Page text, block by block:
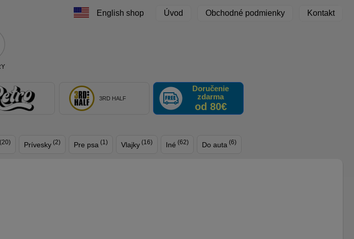
Úvod Obchodné podmienky Kontakt
English shop
alebo typ výrobku3RD HALF
Doručenie
zdarma
od 80€
(20) Prívesky (2) Pre psa (1) Vlajky (16) Iné (62) Do auta (6)